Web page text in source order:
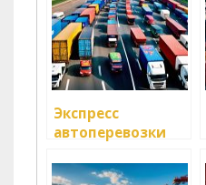
Экспресс
автоперевозки
Россию под ключ